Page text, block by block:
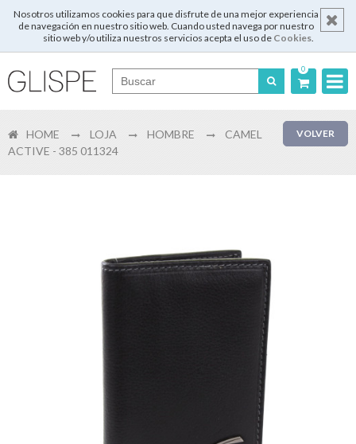
Nosotros utilizamos cookies para que disfrute de una mejor experiencia
de navegación en nuestro sitio web. Cuando usted navega por nuestro
sitio web y/o utiliza nuestros servicios acepta el uso de Cookies.
0
English VOLVER
HOME LOJA HOMBRE
CAMEL
ACTIVE - 385 011324